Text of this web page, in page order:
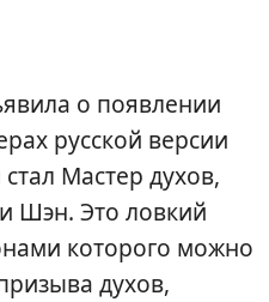
о появлении
русской версии
Мастер духов,
Шэн. Это ловкий
которого можно
духов,